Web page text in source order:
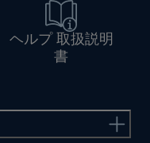
ヘルプ 取扱説明
書